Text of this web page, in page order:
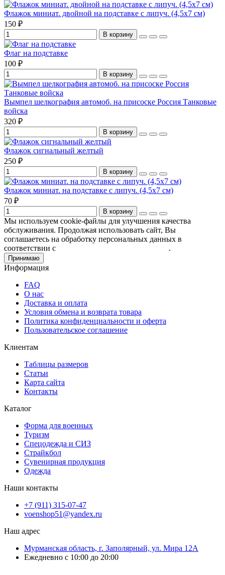
Флажок миниат. двойной на подставке с липуч. (4,5х7 см)
150 ₽
В корзину
Флаг на подставке
100 ₽
В корзину
Вымпел шелкография автомоб. на присоске Россия Танковые
войска
320 ₽
В корзину
Флажок сигнальный желтый
250 ₽
В корзину
Флажок миниат. на подставке с липуч. (4,5х7 см)
70 ₽
В корзину
Мы используем cookie-файлы для улучшения качества
обслуживания. Продолжая использовать сайт, Вы
соглашаетесь на обработку персональных данных в
соответствии с
.
Принимаю
Информация
FAQ
О нас
Доставка и оплата
Условия обмена и возврата товара
Политика конфиденциальности и оферта
Пользовательское соглашение
Клиентам
Таблицы размеров
Статьи
Карта сайта
Контакты
Каталог
Форма для военных
Туризм
Спецодежда и СИЗ
Страйкбол
Сувенирная продукция
Одежда
Наши контакты
+7 (911) 315-07-47
voenshop51@yandex.ru
Наш адрес
Мурманская область, г. Заполярный, ул. Мира 12А
Ежедневно с 10:00 до 20:00